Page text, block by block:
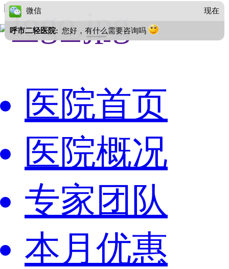
医院首页
医院概况
专家团队
本月优惠